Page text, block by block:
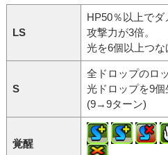
LS
HP50％以上でダ
攻撃力が3倍。
光を6個以上つな
S
全ドロップのロ
光ドロップを9個
(9→9ターン)
覚醒